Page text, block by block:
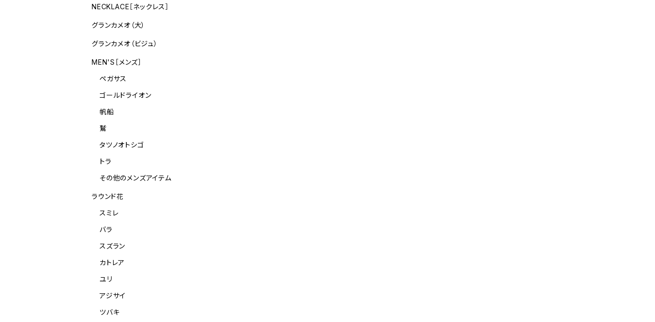
NECKLACE［ネックレス］
グランカメオ（大）
グランカメオ（ビジュ）
MEN'S［メンズ］
ペガサス
ゴールドライオン
帆船
鷲
タツノオトシゴ
トラ
その他のメンズアイテム
ラウンド花
スミレ
バラ
スズラン
カトレア
ユリ
アジサイ
ツバキ